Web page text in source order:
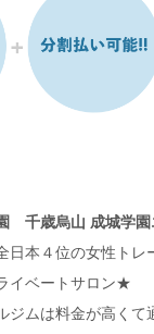
千歳烏山 成城学園
日本４位の女性トレ
イベートサロン★
ジムは料金が高くて